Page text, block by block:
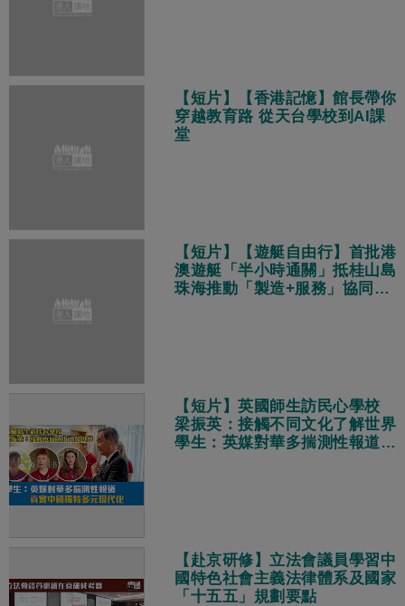
【短片】【香港記憶】館長帶你
穿越教育路 從天台學校到AI課
堂
【短片】【遊艇自由行】首批港
澳遊艇「半小時通關」抵桂山島
珠海推動「製造+服務」協同發
【短片】英國師生訪民心學校
梁振英：接觸不同文化了解世界
學生：英媒對華多揣測性報道
【赴京研修】立法會議員學習中
國特色社會主義法律體系及國家
「十五五」規劃要點